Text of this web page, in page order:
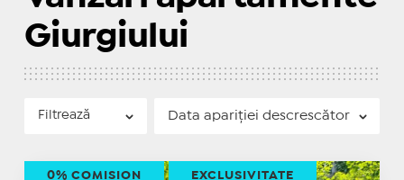
Giurgiului
Filtrează
0% COMISION EXCLUSIVITATE